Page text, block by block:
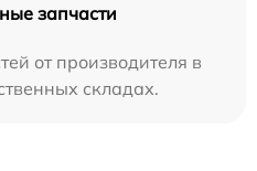
запчасти
от производителя в
складах.